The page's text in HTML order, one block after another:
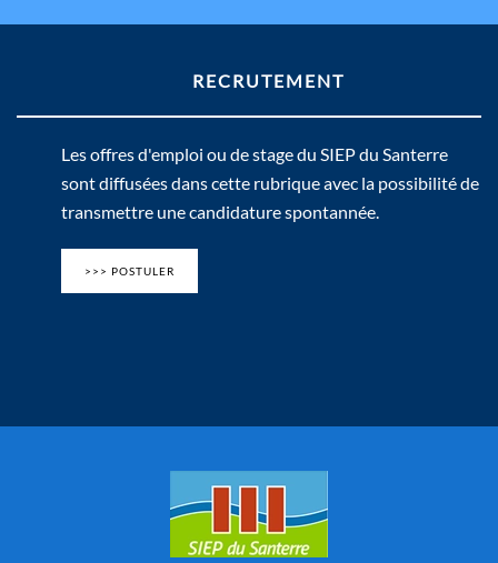
RECRUTEMENT
Les offres d'emploi ou de stage du SIEP du Santerre
sont diffusées dans cette rubrique avec la possibilité de
transmettre une candidature spontannée.
>>> POSTULER